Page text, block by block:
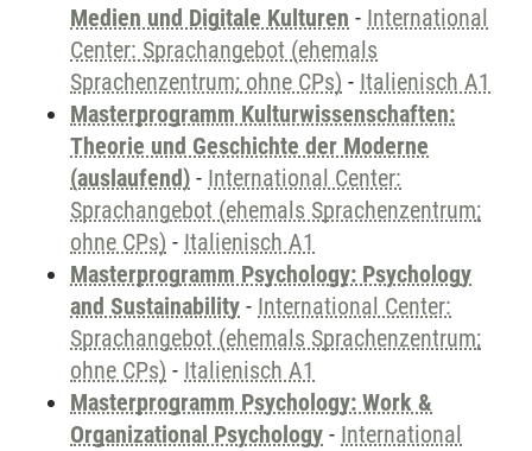
Medien und Digitale Kulturen - International
Center: Sprachangebot (ehemals
Sprachenzentrum; ohne CPs) - Italienisch A1
Masterprogramm Kulturwissenschaften:
Theorie und Geschichte der Moderne
(auslaufend) - International Center:
Sprachangebot (ehemals Sprachenzentrum;
ohne CPs) - Italienisch A1
Masterprogramm Psychology: Psychology
and Sustainability - International Center:
Sprachangebot (ehemals Sprachenzentrum;
ohne CPs) - Italienisch A1
Masterprogramm Psychology: Work &
Organizational Psychology - International